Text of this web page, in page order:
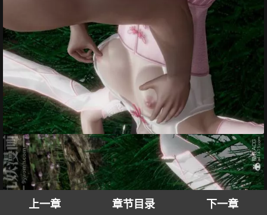
上一章 章节目录 下一章